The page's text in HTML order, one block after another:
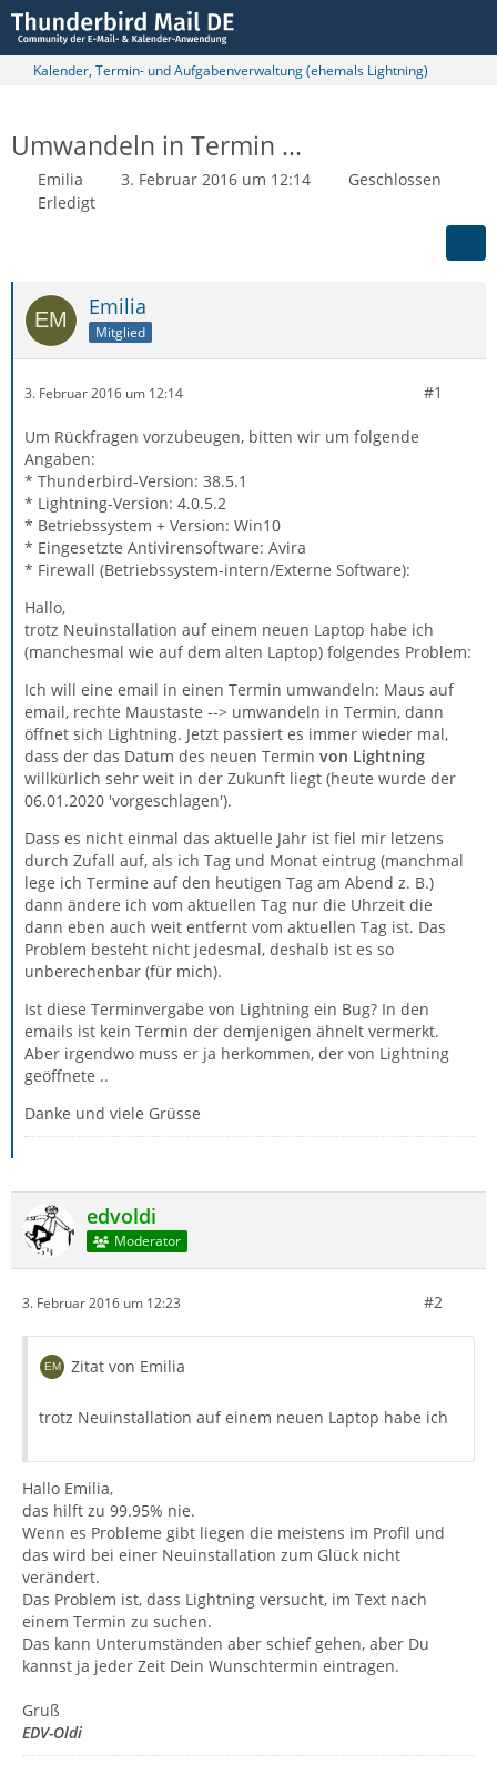
Kalender, Termin- und Aufgabenverwaltung (ehemals Lightning)
Umwandeln in Termin ...
Emilia 3. Februar 2016 um 12:14
Geschlossen
Erledigt
Emilia
Mitglied
3. Februar 2016 um 12:14 #1
Um Rückfragen vorzubeugen, bitten wir um folgende
Angaben:
* Thunderbird-Version: 38.5.1
* Lightning-Version: 4.0.5.2
* Betriebssystem + Version: Win10
* Eingesetzte Antivirensoftware: Avira
* Firewall (Betriebssystem-intern/Externe Software):
Hallo,
trotz Neuinstallation auf einem neuen Laptop habe ich
(manchesmal wie auf dem alten Laptop) folgendes Problem:
Ich will eine email in einen Termin umwandeln: Maus auf
email, rechte Maustaste --> umwandeln in Termin, dann
öffnet sich Lightning. Jetzt passiert es immer wieder mal,
dass der das Datum des neuen Termin von Lightning
willkürlich sehr weit in der Zukunft liegt (heute wurde der
06.01.2020 'vorgeschlagen').
Dass es nicht einmal das aktuelle Jahr ist fiel mir letzens
durch Zufall auf, als ich Tag und Monat eintrug (manchmal
lege ich Termine auf den heutigen Tag am Abend z. B.)
dann ändere ich vom aktuellen Tag nur die Uhrzeit die
dann eben auch weit entfernt vom aktuellen Tag ist. Das
Problem besteht nicht jedesmal, deshalb ist es so
unberechenbar (für mich).
Ist diese Terminvergabe von Lightning ein Bug? In den
emails ist kein Termin der demjenigen ähnelt vermerkt.
Aber irgendwo muss er ja herkommen, der von Lightning
geöffnete ..
Danke und viele Grüsse
edvoldi
Moderator
3. Februar 2016 um 12:23 #2
Zitat von Emilia
trotz Neuinstallation auf einem neuen Laptop habe ich
Hallo Emilia,
das hilft zu 99.95% nie.
Wenn es Probleme gibt liegen die meistens im Profil und
das wird bei einer Neuinstallation zum Glück nicht
verändert.
Das Problem ist, dass Lightning versucht, im Text nach
einem Termin zu suchen.
Das kann Unterumständen aber schief gehen, aber Du
kannst ja jeder Zeit Dein Wunschtermin eintragen.
Gruß
EDV-Oldi